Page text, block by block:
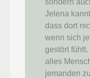
Jelena
dass dort
wenn sich
gestört
alles
jemanden